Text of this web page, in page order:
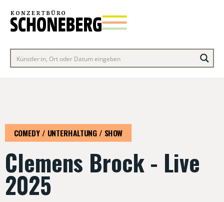
COMEDY / UNTERHALTUNG / SHOW
Clemens Brock - Live
2025